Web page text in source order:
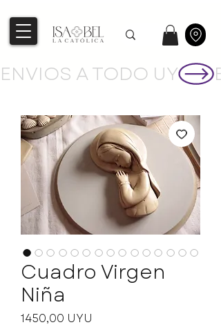
ENVIOS A TODO UY
Cuadro Virgen
Niña
1450,00 UYU